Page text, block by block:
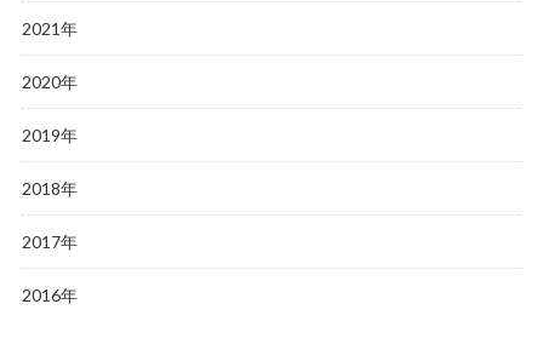
2021年
2020年
2019年
2018年
2017年
2016年